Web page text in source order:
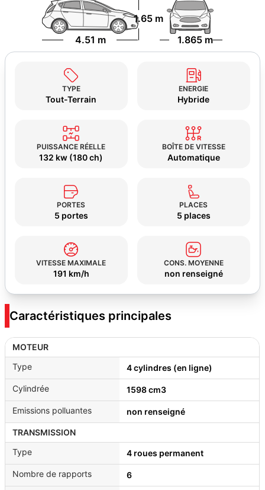
4.51 m 1.865 m
1.65 m
TYPE
Tout-Terrain
ENERGIE
Hybride
PUISSANCE RÉELLE
132 kw (180 ch)
BOÎTE DE VITESSE
Automatique
PORTES
5 portes
PLACES
5 places
VITESSE MAXIMALE
191 km/h
CONS. MOYENNE
non renseigné
Caractéristiques principales
MOTEUR
Type
4 cylindres (en ligne)
Cylindrée 1598 cm3
Emissions polluantes non renseigné
TRANSMISSION
Type
4 roues permanent
Nombre de rapports 6